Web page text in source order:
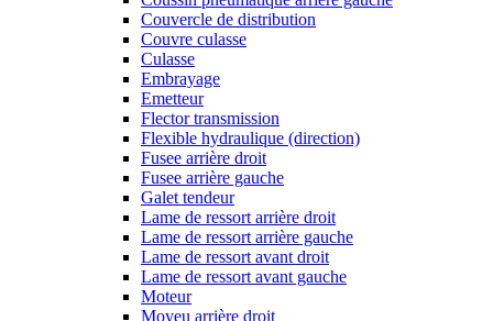
Couvercle de distribution
Couvre culasse
Culasse
Embrayage
Emetteur
Flector transmission
Flexible hydraulique (direction)
Fusee arrière droit
Fusee arrière gauche
Galet tendeur
Lame de ressort arrière droit
Lame de ressort arrière gauche
Lame de ressort avant droit
Lame de ressort avant gauche
Moteur
Moyeu arrière droit